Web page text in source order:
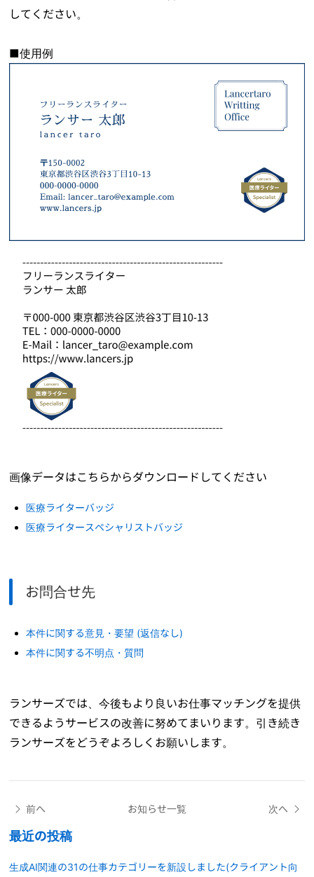
してください。
■使用例
画像データはこちらからダウンロードしてください
医療ライターバッジ
医療ライタースペシャリストバッジ
お問合せ先
本件に関する意見・要望 (返信なし)
本件に関する不明点・質問
ランサーズでは、今後もより良いお仕事マッチングを提供
できるようサービスの改善に努めてまいります。引き続き
ランサーズをどうぞよろしくお願いします。
前へ お知らせ一覧 次へ
最近の投稿
生成AI関連の31の仕事カテゴリーを新設しました(クライアント向